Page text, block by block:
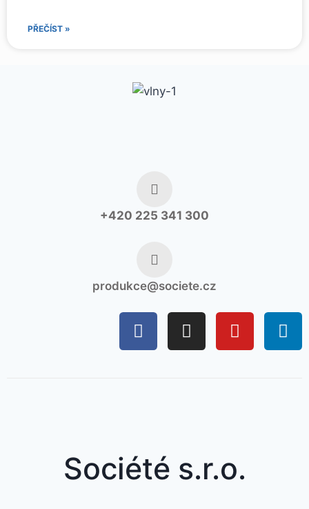
PŘEČÍST »
+420 225 341 300
produkce@societe.cz
Société s.r.o.